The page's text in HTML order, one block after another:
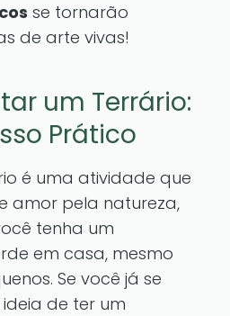
se tornarão
de arte vivas!
um Terrário:
Prático
é uma atividade que
amor pela natureza,
tenha um
em casa, mesmo
Se você já se
de ter um